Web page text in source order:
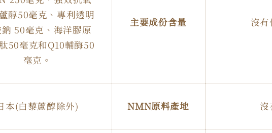
醇50毫克、專利透明
鈉 50毫克、海洋膠原
50毫克和Q10輔酶50
毫克。
主要成份含量 沒
本(白藜蘆醇除外) NMN原料產地 沒